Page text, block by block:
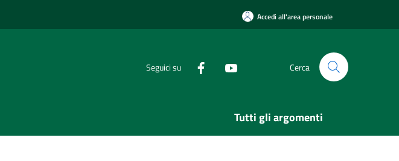
Accedi all'area personale
Seguici su Cerca
Tutti gli argomenti